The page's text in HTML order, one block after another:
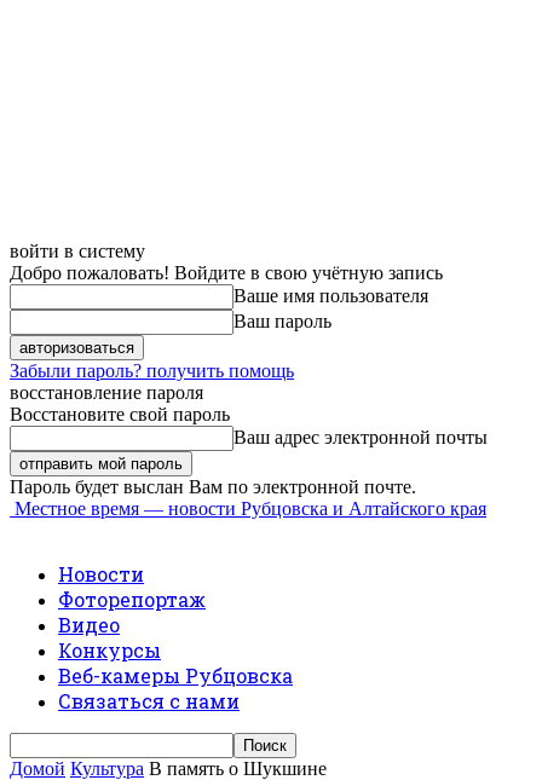
войти в систему
Добро пожаловать! Войдите в свою учётную запись
Ваше имя пользователя
Ваш пароль
Забыли пароль? получить помощь
восстановление пароля
Восстановите свой пароль
Ваш адрес электронной почты
Пароль будет выслан Вам по электронной почте.
Местное время — новости Рубцовска и Алтайского края
Новости
Фоторепортаж
Видео
Конкурсы
Веб-камеры Рубцовска
Связаться с нами
Домой Культура В память о Шукшине